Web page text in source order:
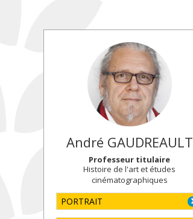
André GAUDREAULT
Professeur titulaire
Histoire de l'art et études
cinématographiques
PORTRAIT